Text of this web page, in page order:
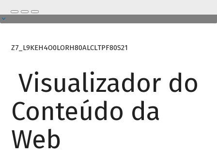
Z7_L9KEH4O0LORH80ALCLTPF80S21
Visualizador do
Conteúdo da
Web